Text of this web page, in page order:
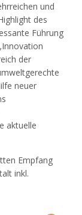
und
des
Führung
der
neuer
aktuelle
Empfang
inkl.